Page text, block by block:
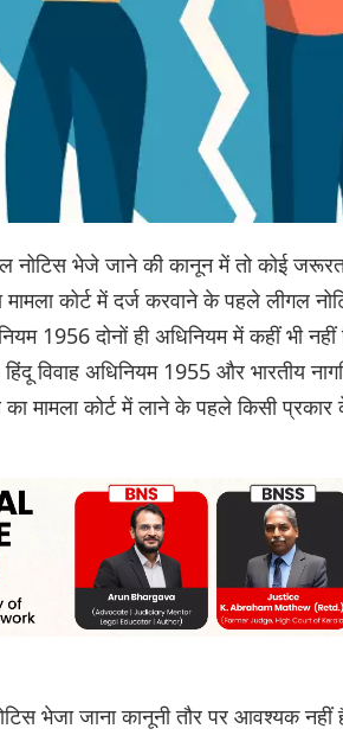
नोटिस भेजे जाने की कानून में तो कोई
कोर्ट में दर्ज करवाने के पहले लीगल
1956 दोनों ही अधिनियम में कहीं भी
विवाह अधिनियम 1955 और भारतीय
मामला कोर्ट में लाने के पहले किसी
भेजा जाना कानूनी तौर पर आवश्यक नहीं